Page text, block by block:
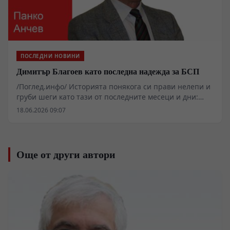
ПОСЛЕДНИ НОВИНИ
Димитър Благоев като последна надежда за БСП
/Поглед.инфо/ Историята понякога си прави нелепи и
груби шеги като тази от последните месеци и дни:
създателят на БСП да бъде нейната последна надежда
осъзнава какво именно предвещава.
18.06.2026 09:07
Още от други автори